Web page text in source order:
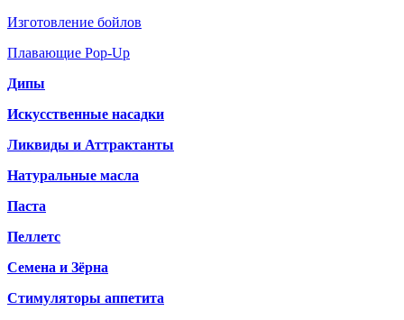
Изготовление бойлов
Плавающие Pop-Up
Дипы
Искусственные насадки
Ликвиды и Аттрактанты
Натуральные масла
Паста
Пеллетс
Семена и Зёрна
Стимуляторы аппетита